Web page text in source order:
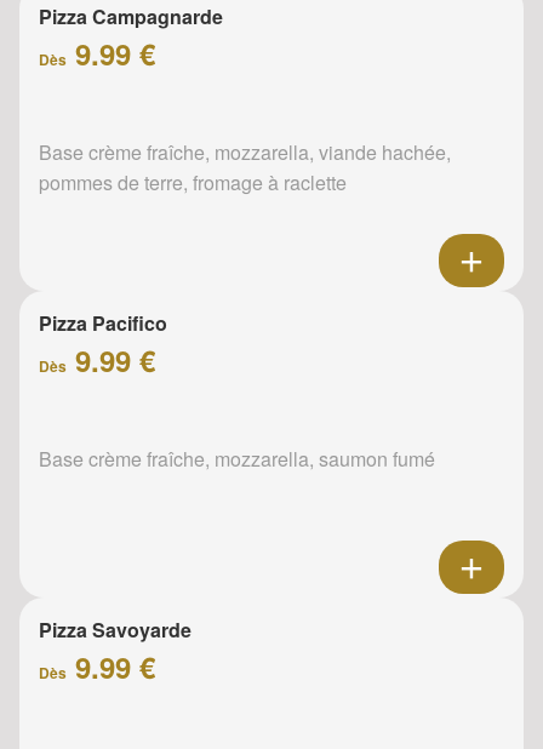
Pizza Campagnarde
Dès 9.99 €
Base crème fraîche, mozzarella, viande hachée,
pommes de terre, fromage à raclette
Pizza Pacifico
Dès 9.99 €
Base crème fraîche, mozzarella, saumon fumé
Pizza Savoyarde
Dès 9.99 €